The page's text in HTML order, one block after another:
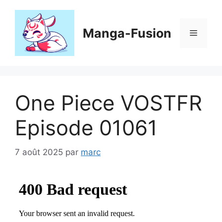
contenu
Manga-Fusion Menu
One Piece VOSTFR
Episode 01061
7 août 2025 par marc